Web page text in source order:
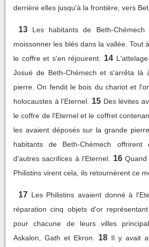
derrière elles jusqu'à la frontière, vers
13
Les habitants de Beth-
moissonner les blés dans la vallée. Tout
le coffre et s'en réjouirent.
14
Josué de Beth-Chémech et s'arrêta là
pierre. On fendit le bois du chariot et
holocaustes à l'Eternel.
15 Des lévites
le coffre de l'Eternel et le coffret
les avaient déposés sur la grande
habitants de Beth-Chémech offrirent
d'autres sacrifices à l'Eternel.
16
Philistins virent cela, ils retournèrent ce
17 Les Philistins avaient donné à
réparation cinq objets d'or
pour chacune de leurs villes
Askalon, Gath et Ekron.
18 Il y avait